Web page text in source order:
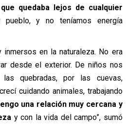
quedaba lejos de cualquier
pueblo, y no teníamos energía
inmersos en la naturaleza. No era
desde el exterior. De niños nos
quebradas, por las cuevas,
cuidando animales, trabajando
una relación muy cercana y
y con la vida del campo”, sumó